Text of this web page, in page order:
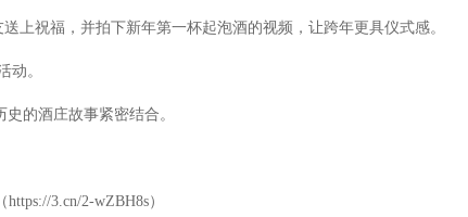
上祝福，并拍下新年第一杯起泡酒的视频，让跨年更具仪式感。
动。
的酒庄故事紧密结合。
（https://3.cn/2-wZBH8s）